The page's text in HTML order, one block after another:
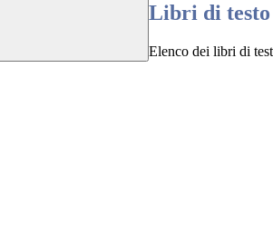
Libri di testo
Elenco dei libri di